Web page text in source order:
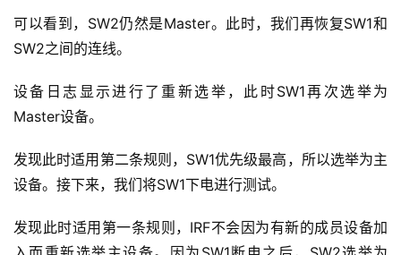
可以看到，SW2仍然是Master。此时，我们再恢复SW1和
SW2之间的连线。
设备日志显示进行了重新选举，此时SW1再次选举为
Master设备。
发现此时适用第二条规则，SW1优先级最高，所以选举为主
设备。接下来，我们将SW1下电进行测试。
发现此时适用第一条规则，IRF不会因为有新的成员设备加